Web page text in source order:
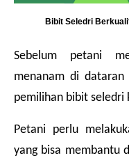
Bibit Seledri
Sebelum petani
menanam di
pemilihan bibit seledri
Petani perlu
yang bisa membantu